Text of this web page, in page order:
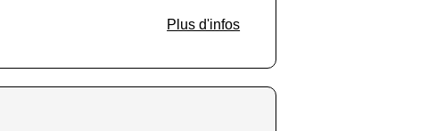
Plus d'infos